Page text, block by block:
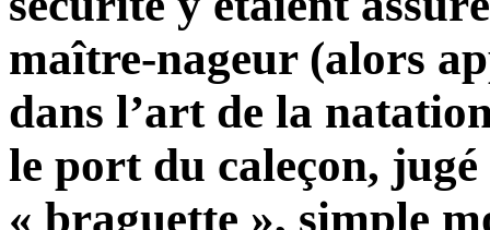
maître-nageur (alors
dans l’art de la
le port du caleçon,
« braguette », simple